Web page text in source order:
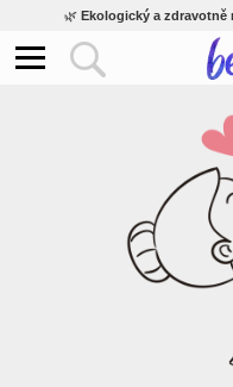
🌿 Ekologický a zdravotně
Inovativní výroba
Rychlé
Kvalita pod kontrolou
Eshop s tradicí od